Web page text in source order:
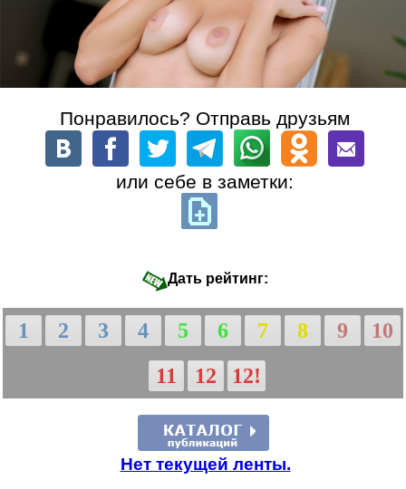
Понравилось? Отправь друзьям
или себе в заметки:
Дать рейтинг:
1 2 3 4 5 6 7 8 9
10
11
12 12!
Нет текущей ленты.